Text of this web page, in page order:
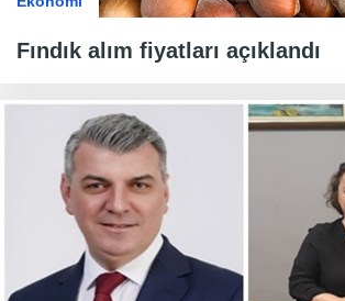
Fındık alım fiyatları açıklandı